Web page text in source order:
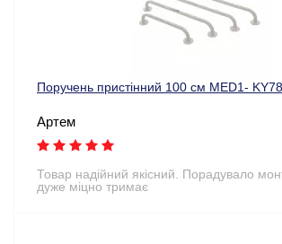
Поручень пристінний 100 см MED1-
Артем
Товар надійний якісний. Порадувало
дуже міцно тримає